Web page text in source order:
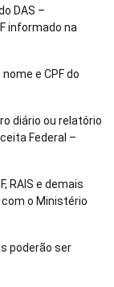
DAS –
informado na
e CPF do
diário ou relatório
Federal –
RAIS e demais
o Ministério
poderão ser